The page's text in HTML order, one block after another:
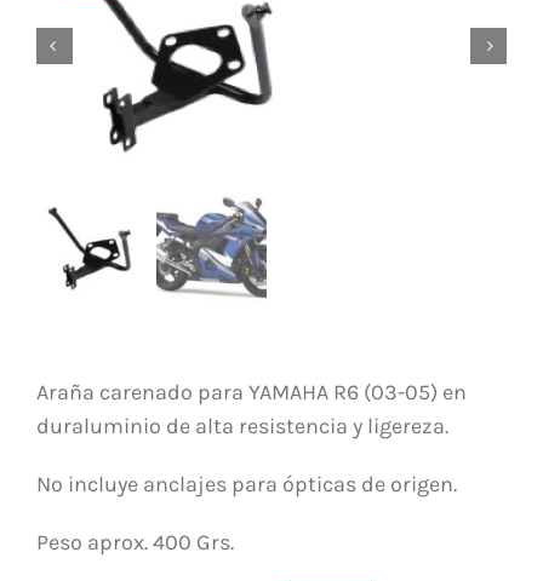
 
Araña carenado para YAMAHA R6 (03-05) en
duraluminio de alta resistencia y ligereza.
No incluye anclajes para ópticas de origen.
Peso aprox. 400 Grs.